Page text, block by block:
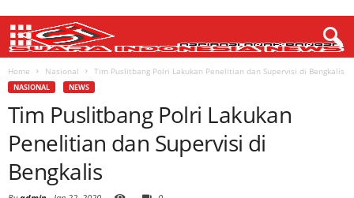
Home Nasional Tim Puslitbang Polri Lakukan Penelitian dan Supervisi di Bengkalis
NASIONAL NEWS
Tim Puslitbang Polri Lakukan
Penelitian dan Supervisi di
Bengkalis